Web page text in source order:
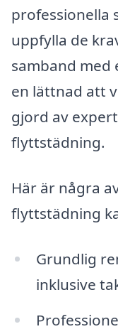
professionella
uppfylla de
samband med
en lättnad att
gjord av
flyttstädning.
Här är några
flyttstädning
Grundlig
inklusive